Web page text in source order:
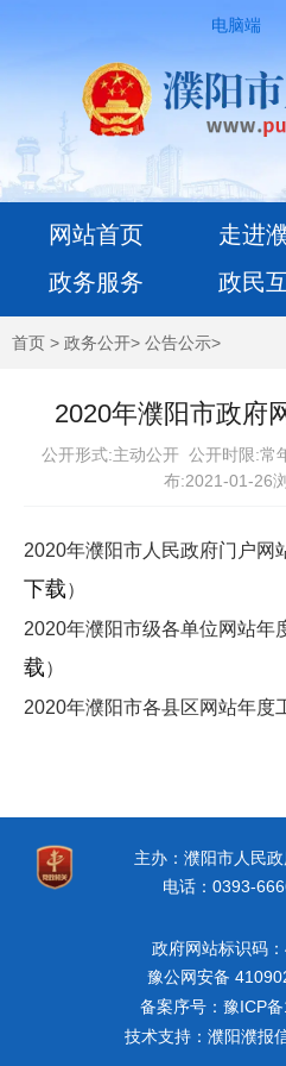
电脑端
网站首页 走进
政务服务
政民
首页 > 政务公开> 公告公示>
2020年濮阳市政府
公开形式:主动公开 公开时限:常
布:2021-01-26
2020年濮阳市人民政府门户网
下载）
2020年濮阳市级各单位网站年
载）
2020年濮阳市各县区网站年度
主办：濮阳市人民
电话：0393-
政府网站标识码
豫公网安备
备案序号：豫ICP
技术支持：濮阳濮报